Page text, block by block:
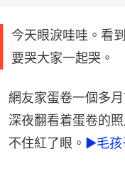
今天眼淚哇哇。看
要哭大家一起哭。
網友家蛋卷一個多
深夜翻看着蛋卷的
不住紅了眼。 ►毛孩